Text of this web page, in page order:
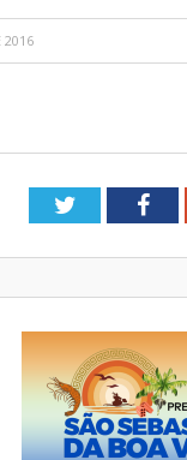
2016
Twitter